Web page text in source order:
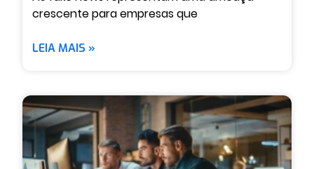
crescente para empresas que
LEIA MAIS »